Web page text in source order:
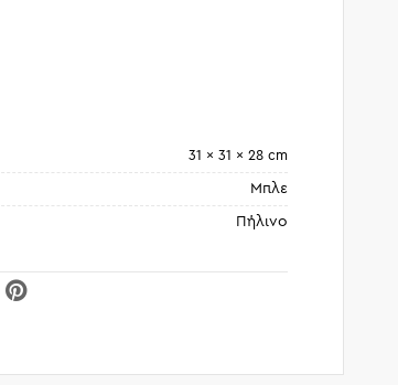
31 × 31 × 28 cm
Μπλε
Πήλινο